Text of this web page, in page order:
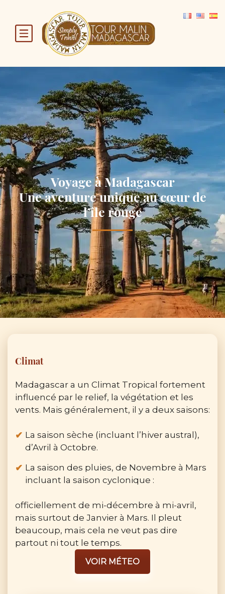
Voyage à Madagascar
Une aventure unique au cœur de
l’île rouge
Climat
Madagascar a un Climat Tropical fortement
influencé par le relief, la végétation et les
vents. Mais généralement, il y a deux saisons:
La saison sèche (incluant l’hiver austral),
d’Avril à Octobre.
La saison des pluies, de Novembre à Mars
incluant la saison cyclonique :
officiellement de mi-décembre à mi-avril,
mais surtout de Janvier à Mars. Il pleut
beaucoup, mais cela ne veut pas dire
partout ni tout le temps.
VOIR MÉTEO